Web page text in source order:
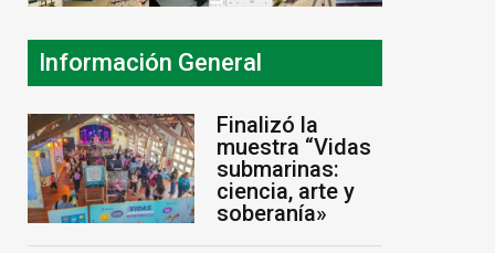
Información General
Finalizó la
muestra “Vidas
submarinas:
ciencia, arte y
soberanía»